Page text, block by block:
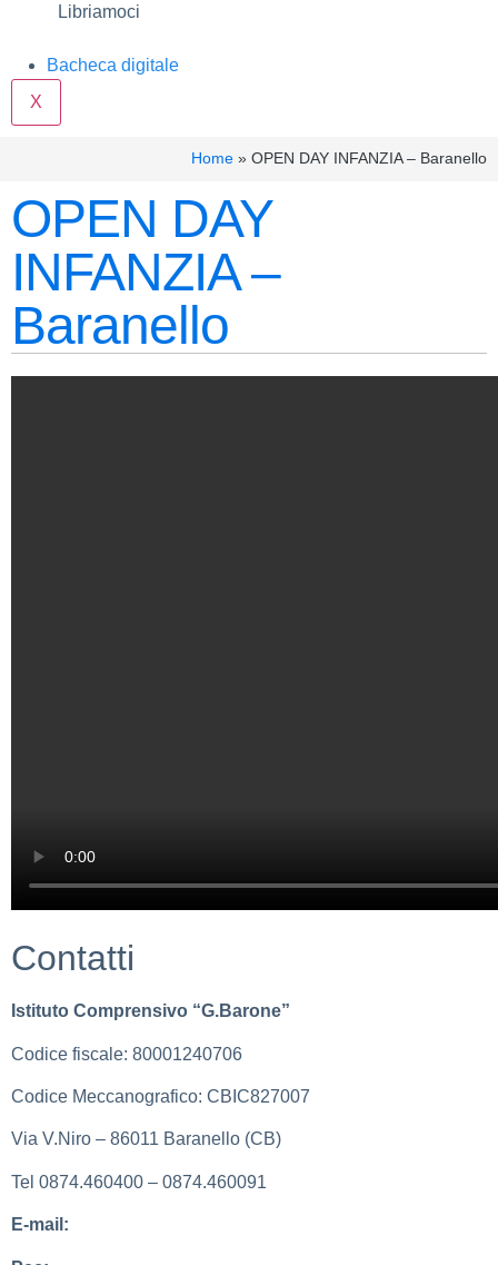
Libriamoci
Bacheca digitale
X
Home » OPEN DAY INFANZIA – Baranello
OPEN DAY
INFANZIA –
Baranello
Contatti
Istituto Comprensivo “G.Barone”
Codice fiscale: 80001240706
Codice Meccanografico: CBIC827007
Via V.Niro – 86011 Baranello (CB)
Tel 0874.460400 – 0874.460091
E-mail: